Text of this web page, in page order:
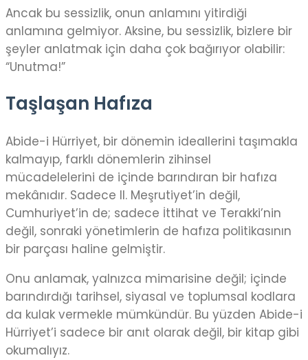
Ancak bu sessizlik, onun anlamını yitirdiği
anlamına gelmiyor. Aksine, bu sessizlik, bizlere bir
şeyler anlatmak için daha çok bağırıyor olabilir:
“Unutma!”
Taşlaşan Hafıza
Abide-i Hürriyet, bir dönemin ideallerini taşımakla
kalmayıp, farklı dönemlerin zihinsel
mücadelelerini de içinde barındıran bir hafıza
mekânıdır. Sadece II. Meşrutiyet’in değil,
Cumhuriyet’in de; sadece İttihat ve Terakki’nin
değil, sonraki yönetimlerin de hafıza politikasının
bir parçası haline gelmiştir.
Onu anlamak, yalnızca mimarisine değil; içinde
barındırdığı tarihsel, siyasal ve toplumsal kodlara
da kulak vermekle mümkündür. Bu yüzden Abide-i
Hürriyet’i sadece bir anıt olarak değil, bir kitap gibi
okumalıyız.